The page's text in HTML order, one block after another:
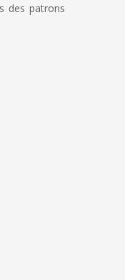
des patrons